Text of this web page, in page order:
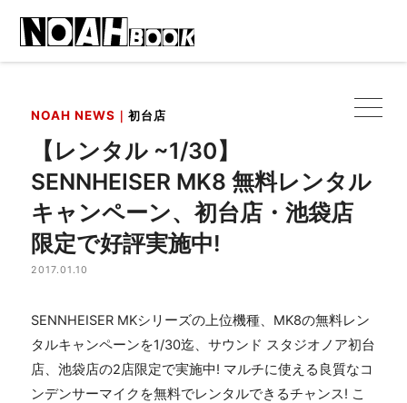
NOAH NEWS｜初台店
【レンタル ~1/30】
SENNHEISER MK8 無料レンタル
キャンペーン、初台店・池袋店
限定で好評実施中!
2017.01.10
SENNHEISER MKシリーズの上位機種、MK8の無料レン
タルキャンペーンを1/30迄、サウンド スタジオノア初台
店、池袋店の2店限定で実施中! マルチに使える良質なコ
ンデンサーマイクを無料でレンタルできるチャンス! こ